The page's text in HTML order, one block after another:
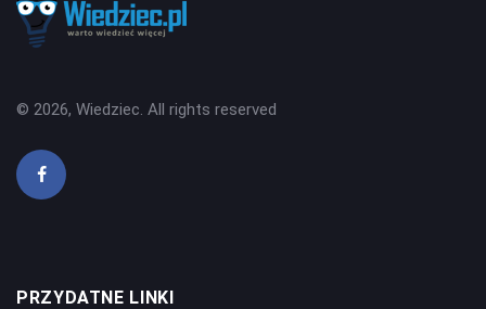
© 2026, Wiedziec. All rights reserved
PRZYDATNE LINKI